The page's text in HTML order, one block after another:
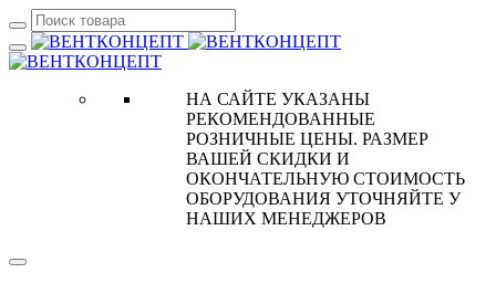
НА САЙТЕ УКАЗАНЫ
РЕКОМЕНДОВАННЫЕ
РОЗНИЧНЫЕ ЦЕНЫ. РАЗМЕР
ВАШЕЙ СКИДКИ И
ОКОНЧАТЕЛЬНУЮ СТОИМОСТЬ
ОБОРУДОВАНИЯ УТОЧНЯЙТЕ У
НАШИХ МЕНЕДЖЕРОВ